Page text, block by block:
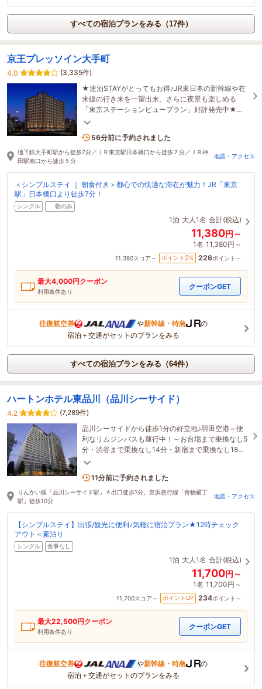
すべての宿泊プランをみる（17件）
京王プレッソイン大手町
4.0
(3,335件)
★連泊STAYがとってもお得♪JR東日本の新幹線や在
来線の行き来を一望出来、さらに夜景も楽しめる
「東京ステーションビュープラン」好評発売中★朝
食もリニューアル！
3名がこの宿を見ています
56分前に予約されました
地下鉄大手町駅から徒歩7分／ＪＲ東京駅日本橋口から徒歩７分／ＪＲ神
田駅南口から徒歩５分
地図・アクセス
＜シンプルステイ ｜ 朝食付き＞都心での快適な滞在が魅力！JR「東京
駅」日本橋口より徒歩7分！
シングル 朝のみ
1泊 大人1名 合計(税込)
11,380円～
1名 11,380円～
11,380スコア～ ポイント 2% 226ポイント～
最大4,000円クーポン
利用条件あり
クーポンGET
往復航空券 や新幹線・特急
の
宿泊＋交通がセットのプランをみる
すべての宿泊プランをみる（64件）
ハートンホテル東品川（品川シーサイド）
4.2
(7,289件)
品川シーサイドから徒歩1分の好立地♪羽田空港～便
利なリムジンバスも運行中！～お台場まで乗換なし5
分・渋谷まで乗換なし14分・新宿まで乗換なし18
分・舞浜まで約22分～
6名がこの宿を見ています
11分前に予約されました
りんかい線「品川シーサイド駅」Ａ出口徒歩1分。京浜急行線「青物横丁
駅」徒歩10分
地図・アクセス
【シンプルステイ】出張/観光に便利♪気軽に宿泊プラン★12時チェック
アウト＜素泊り
シングル 食事なし
1泊 大人1名 合計(税込)
11,700円～
1名 11,700円～
11,700スコア～ ポイントUP 234ポイント～
最大22,500円クーポン
利用条件あり
クーポンGET
往復航空券 や新幹線・特急
の
宿泊＋交通がセットのプランをみる